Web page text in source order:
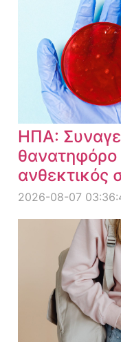
ΗΠΑ:
θανατηφόρο
ανθεκτικός
2026-08-07